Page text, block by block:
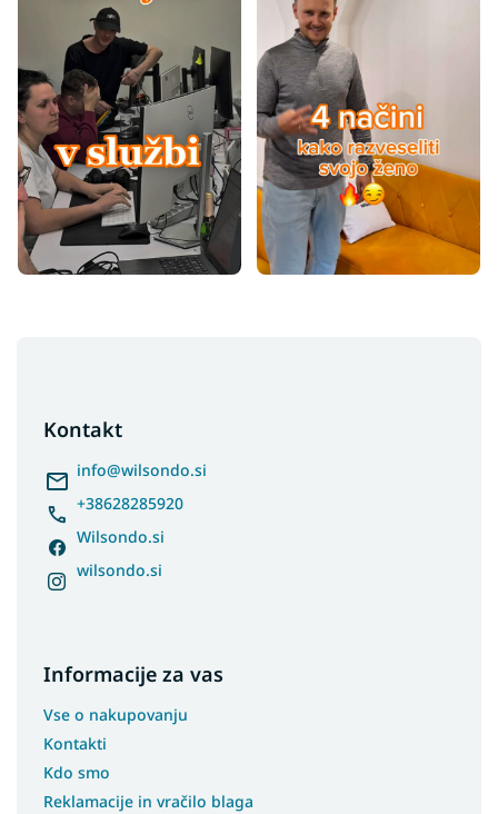
Kontakt
info@wilsondo.si
+38628285920
Wilsondo.si
wilsondo.si
Informacije za vas
Vse o nakupovanju
Kontakti
Kdo smo
Reklamacije in vračilo blaga